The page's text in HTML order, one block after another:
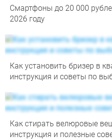
Смартфоны до 20 000
2026 году
Как установить бризер в
инструкция и советы по
Как стирать велюровые
инструкция и полезные